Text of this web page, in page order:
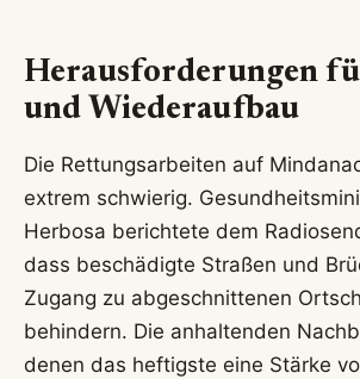
Herausforderungen
und Wiederaufbau
Die Rettungsarbeiten auf
extrem schwierig.
Herbosa berichtete dem
dass beschädigte Straßen und
Zugang zu abgeschnittenen
behindern. Die anhaltenden
denen das heftigste eine Stärke